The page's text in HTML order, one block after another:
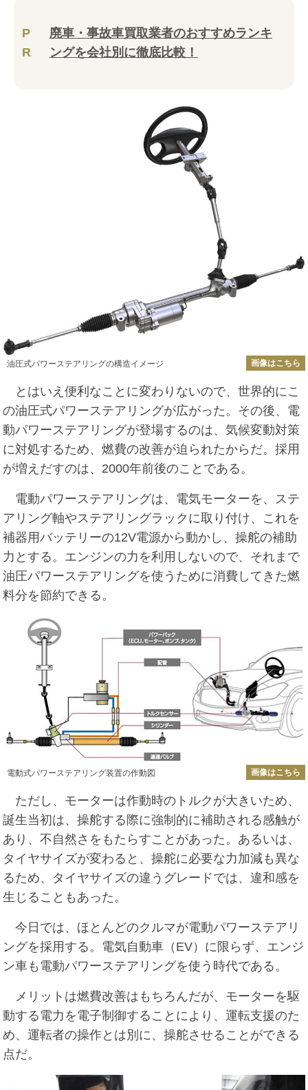
P
R
廃車・事故車買取業者のおすすめランキ
ングを会社別に徹底比較！
油圧式パワーステアリングの構造イメージ 画像はこちら
とはいえ便利なことに変わりないので、世界的にこ
の油圧式パワーステアリングが広がった。その後、電
動パワーステアリングが登場するのは、気候変動対策
に対処するため、燃費の改善が迫られたからだ。採用
が増えだすのは、2000年前後のことである。
電動パワーステアリングは、電気モーターを、ステ
アリング軸やステアリングラックに取り付け、これを
補器用バッテリーの12V電源から動かし、操舵の補助
力とする。エンジンの力を利用しないので、それまで
油圧パワーステアリングを使うために消費してきた燃
料分を節約できる。
電動式パワーステアリング装置の作動図 画像はこちら
ただし、モーターは作動時のトルクが大きいため、
誕生当初は、操舵する際に強制的に補助される感触が
あり、不自然さをもたらすことがあった。あるいは、
タイヤサイズが変わると、操舵に必要な力加減も異な
るため、タイヤサイズの違うグレードでは、違和感を
生じることもあった。
今日では、ほとんどのクルマが電動パワーステアリ
ングを採用する。電気自動車（EV）に限らず、エンジ
ン車も電動パワーステアリングを使う時代である。
メリットは燃費改善はもちろんだが、モーターを駆
動する電力を電子制御することにより、運転支援のた
め、運転者の操作とは別に、操舵させることができる
点だ。